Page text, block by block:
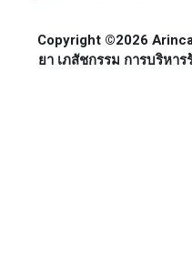
Copyright ©2026
ยา เภสัชกรรม การบริหา